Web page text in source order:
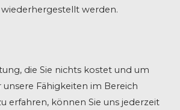
wiederhergestellt werden.
die Sie nichts kostet und um
Fähigkeiten im Bereich
erfahren, können Sie uns jederzeit